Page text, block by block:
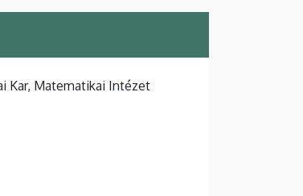
Kar, Matematikai Intézet